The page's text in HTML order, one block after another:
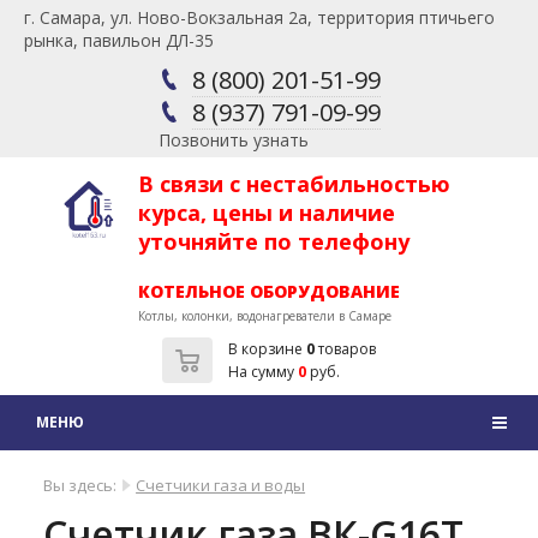
г. Самара, ул. Ново-Вокзальная 2а, территория птичьего
рынка, павильон ДЛ-35
8 (800) 201-51-99
8 (937) 791-09-99
Позвонить узнать
В связи с нестабильностью
курса, цены и наличие
уточняйте по телефону
КОТЕЛЬНОЕ ОБОРУДОВАНИЕ
Котлы, колонки, водонагреватели в Самаре
В корзине 0товаров
На сумму 0руб.
Вы здесь: Счетчики газа и воды